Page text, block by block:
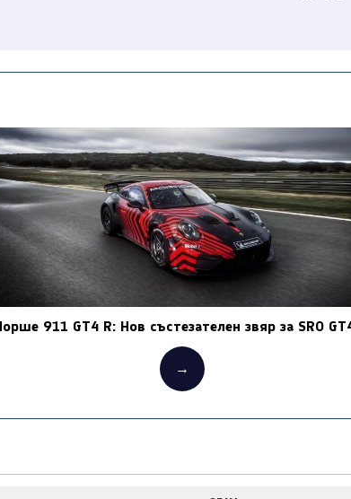
911 GT4 R: Нов състезателен звяр за SRO
→